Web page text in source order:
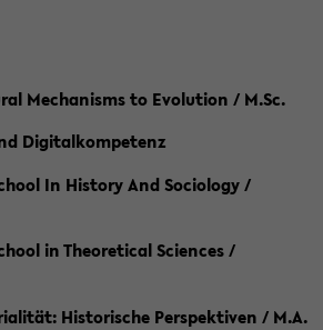
Mechanisms to Evolution / M.Sc.
Digitalkompetenz
In History And Sociology /
in Theoretical Sciences /
Historische Perspektiven / M.A.